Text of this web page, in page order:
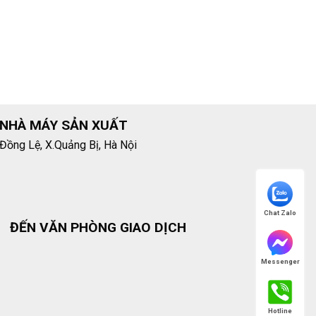
NHÀ MÁY SẢN XUẤT
Đồng Lệ, X.Quảng Bị, Hà Nội
ĐẾN VĂN PHÒNG GIAO DỊCH
Chat Zalo
Messenger
Hotline